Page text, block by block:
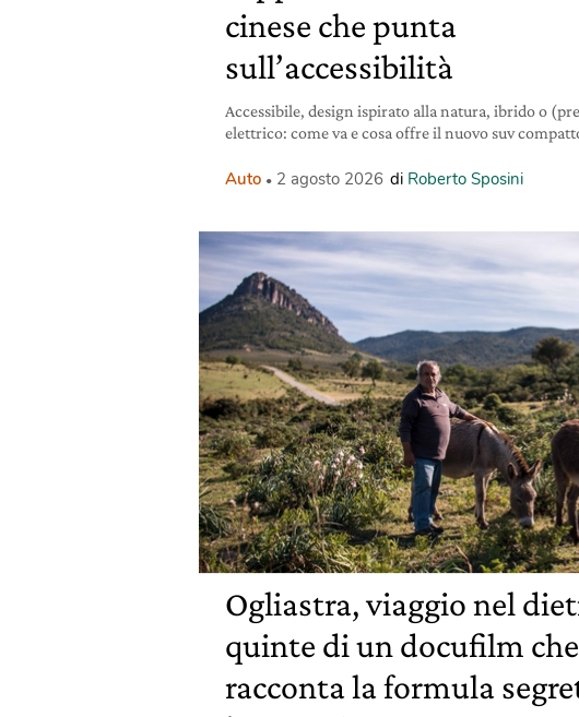
cinese che punta
sull’accessibilità
Accessibile, design ispirato alla natura, ibrido o
elettrico: come va e cosa offre il nuovo suv
Auto 2 agosto 2026 di Roberto Sposini
Ogliastra, viaggio nel
quinte di un docufilm che
racconta la formula